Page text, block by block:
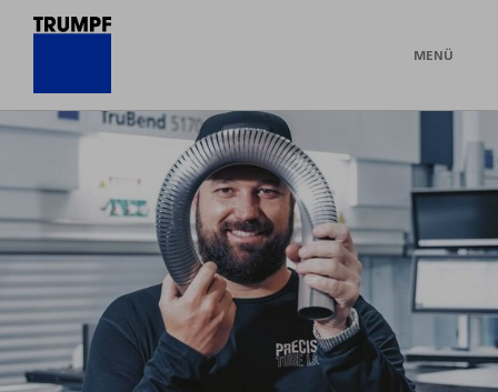
MENÜ